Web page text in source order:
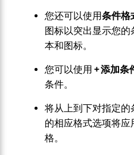
您还可以使用条件格
图标以突出显示您的
本和图标。
您可以使用 + 添加条
条件。
将从上到下对指定
的相应格式选项将
格。